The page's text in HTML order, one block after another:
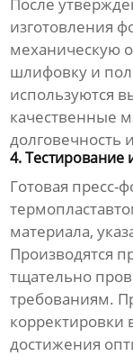
После
изготовления
механическую
шлифовку и
используются
качественные
долговечность
4. Тестирование
Готовая пресс-
материала,
Производятся
тщательно
требованиям.
достижения